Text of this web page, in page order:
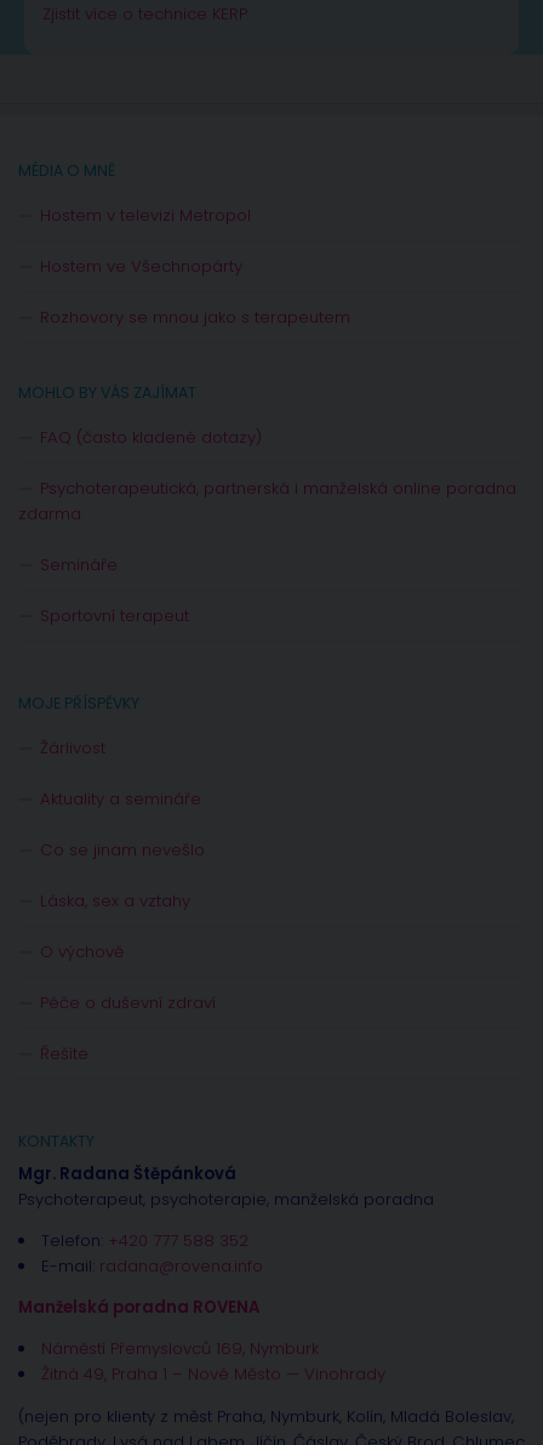
Zjistit více o technice KERP
MÉDIA O MNĚ
Hostem v televizi Metropol
Hostem ve Všechnopárty
Rozhovory se mnou jako s terapeutem
MOHLO BY VÁS ZAJÍMAT
FAQ (často kladené dotazy)
Psychoterapeutická, partnerská i manželská online poradna
zdarma
Semináře
Sportovní terapeut
MOJE PŘÍSPĚVKY
Žárlivost
Aktuality a semináře
Co se jinam nevešlo
Láska, sex a vztahy
O výchově
Péče o duševní zdraví
Řešíte
KONTAKTY
Mgr. Radana Štěpánková
Psychoterapeut, psychoterapie, manželská poradna
Telefon: +420 777 588 352
E-mail: radana@rovena.info
Manželská poradna ROVENA
Náměstí Přemyslovců 169, Nymburk
Žitná 49, Praha 1 – Nové Město — Vinohrady
(nejen pro klienty z měst Praha, Nymburk, Kolín, Mladá Boleslav,